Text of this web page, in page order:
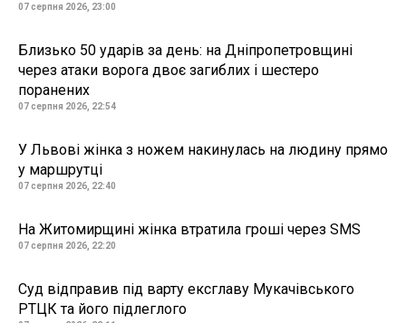
07 серпня 2026, 23:00
Близько 50 ударів за день: на Дніпропетровщині
через атаки ворога двоє загиблих і шестеро
поранених
07 серпня 2026, 22:54
У Львові жінка з ножем накинулась на людину прямо
у маршрутці
07 серпня 2026, 22:40
На Житомирщині жінка втратила гроші через SMS
07 серпня 2026, 22:20
Суд відправив під варту ексглаву Мукачівського
РТЦК та його підлеглого